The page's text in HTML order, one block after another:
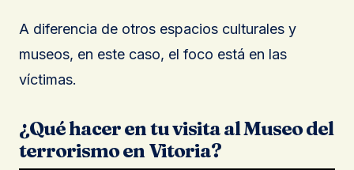
A diferencia de otros espacios culturales y
museos, en este caso, el foco está en las
víctimas.
¿Qué hacer en tu visita al Museo del
terrorismo en Vitoria?